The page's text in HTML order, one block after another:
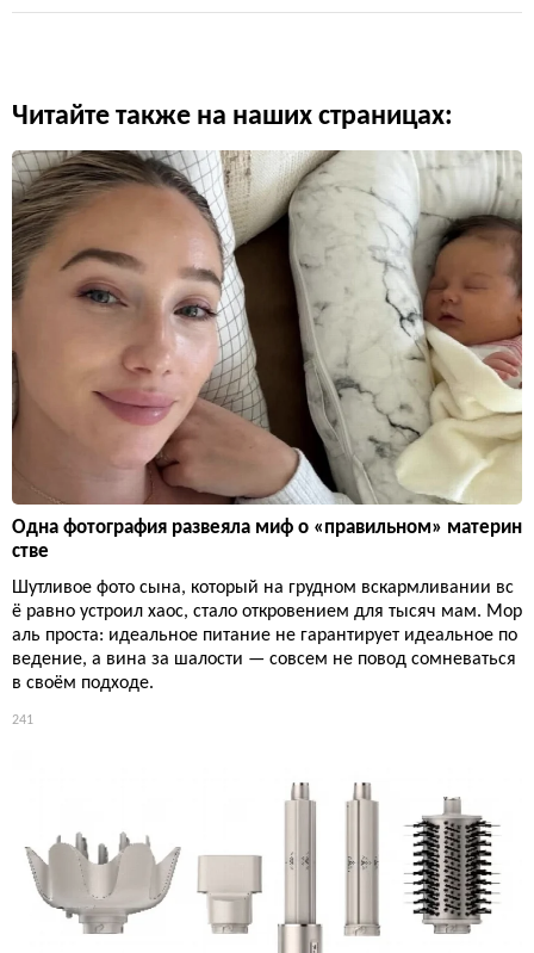
Читайте также на наших страницах:
Одна фотография развеяла миф о «правильном» материн
стве
Шутливое фото сына, который на грудном вскармливании вс
ё равно устроил хаос, стало откровением для тысяч мам. Мор
аль проста: идеальное питание не гарантирует идеальное по
ведение, а вина за шалости — совсем не повод сомневаться
в своём подходе.
241